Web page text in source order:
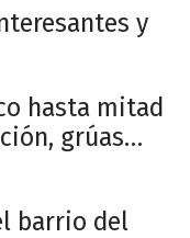
y
hasta mitad
grúas…
barrio del